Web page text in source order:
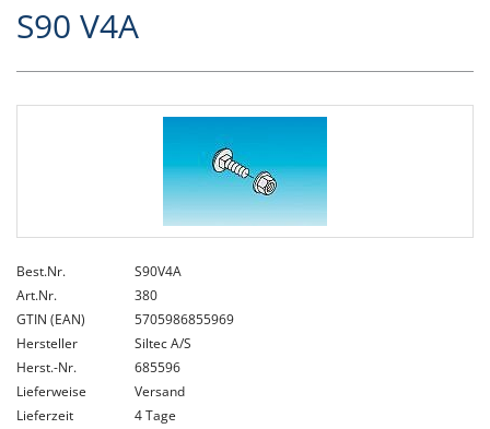
S90 V4A
Best.Nr.
S90V4A
Art.Nr.
380
GTIN (EAN)
5705986855969
Hersteller
Siltec A/S
Herst.-Nr.
685596
Lieferweise
Versand
Lieferzeit
4 Tage